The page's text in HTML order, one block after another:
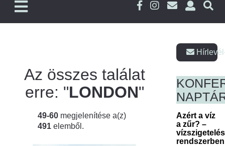
Az összes találat
erre: "LONDON"
49-60 megjelenítése a(z)
491 elemből.
Azért a víz
a zűr? –